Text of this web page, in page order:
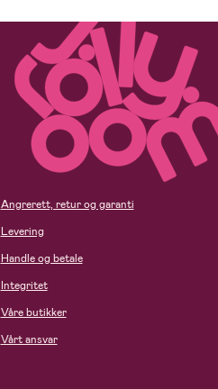
Angrerett, retur og garanti
Levering
Handle og betale
Integritet
Våre butikker
Vårt ansvar